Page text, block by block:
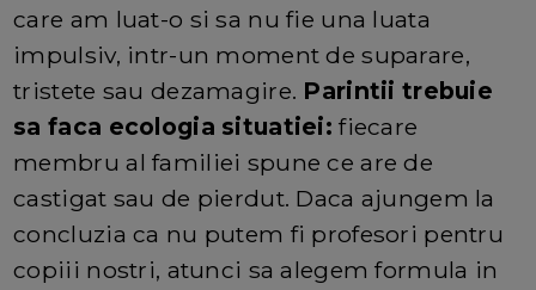
care am luat-o si sa nu fie una luata
impulsiv, intr-un moment de suparare,
tristete sau dezamagire. Parintii trebuie
sa faca ecologia situatiei:fiecare
membru al familiei spune ce are de
castigat sau de pierdut. Daca ajungem la
concluzia ca nu putem fi profesori pentru
copiii nostri, atunci sa alegem formula in